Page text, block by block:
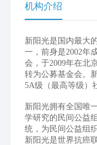
机构介绍
新阳光是国内最大
一，前身是2002年
会，于2009年在北
转为公募基金会。
5A级（最高等级）
新阳光拥有全国唯
学研究的民间公益
统，为民间公益组
新阳光是世界抗癌